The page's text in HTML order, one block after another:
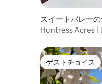
スイートバレー
Huntress Acres |
ゲストチョイス
ゲストチョイス